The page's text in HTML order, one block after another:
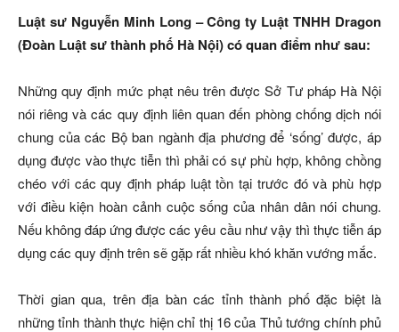
Luật sư Nguyễn Minh Long – Công ty Luật TNHH Dragon
(Đoàn Luật sư thành phố Hà Nội) có quan điểm như sau:
Những quy định mức phạt nêu trên được Sở Tư pháp Hà Nội
nói riêng và các quy định liên quan đến phòng chống dịch nói
chung của các Bộ ban ngành địa phương để ‘sống’ được, áp
dụng được vào thực tiễn thì phải có sự phù hợp, không chồng
chéo với các quy định pháp luật tồn tại trước đó và phù hợp
với điều kiện hoàn cảnh cuộc sống của nhân dân nói chung.
Nếu không đáp ứng được các yêu cầu như vậy thì thực tiễn áp
dụng các quy định trên sẽ gặp rất nhiều khó khăn vướng mắc.
Thời gian qua, trên địa bàn các tỉnh thành phố đặc biệt là
những tỉnh thành thực hiện chỉ thị 16 của Thủ tướng chính phủ